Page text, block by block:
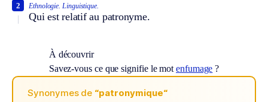
Ethnologie. Linguistique.
Qui est relatif au patronyme.
2
À découvrir
Savez-vous ce que signifie le motenfumage ?
Synonymes de “patronymique“